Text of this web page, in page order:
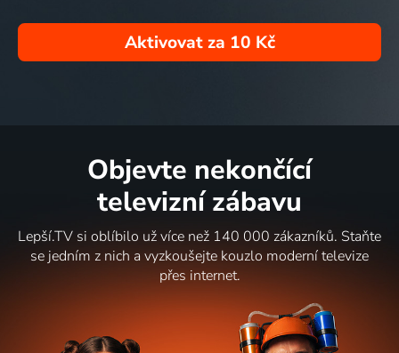
Aktivovat za 10 Kč
Objevte nekončící
televizní zábavu
Lepší.TV si oblíbilo už více než 140 000 zákazníků. Staňte
se jedním z nich a vyzkoušejte kouzlo moderní televize
přes internet.